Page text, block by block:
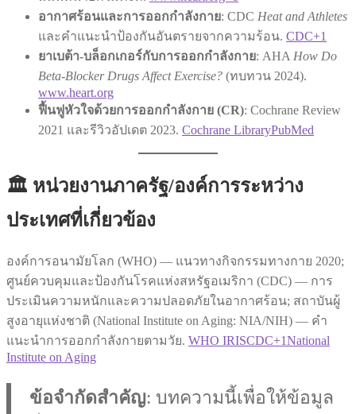
อากาศร้อนและการออกกำลังกาย: CDC Heat and Athletes
และคำแนะนำป้องกันอันตรายจากความร้อน. CDC+1
ยาเบต้า-บล็อกเกอร์กับการออกกำลังกาย: AHA How Do
Beta-Blocker Drugs Affect Exercise? (ทบทวน 2024).
www.heart.org
ฟื้นฟูหัวใจด้วยการออกกำลังกาย (CR): Cochrane Review
2021 และรีวิวอัปเดต 2023. Cochrane LibraryPubMed
🏛️ หน่วยงานภาครัฐ/องค์การระหว่าง
ประเทศที่เกี่ยวข้อง
องค์การอนามัยโลก (WHO) — แนวทางกิจกรรมทางกาย 2020;
ศูนย์ควบคุมและป้องกันโรคแห่งสหรัฐอเมริกา (CDC) — การ
ประเมินความหนักและความปลอดภัยในอากาศร้อน; สถาบันผู้
สูงอายุแห่งชาติ (National Institute on Aging: NIA/NIH) — คำ
แนะนำการออกกำลังกายตามวัย. WHO IRISCDC+1National
Institute on Aging
ข้อจำกัดสำคัญ: บทความนี้เพื่อให้ข้อมูล